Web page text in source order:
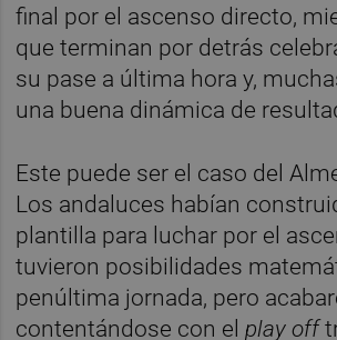
final por el ascenso directo,
que terminan por detrás
su pase a última hora y,
una buena dinámica de
Este puede ser el caso del
Los andaluces habían
plantilla para luchar por el
tuvieron posibilidades
penúltima jornada, pero
contentándose con elplay off